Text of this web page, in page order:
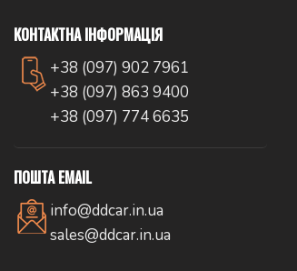
КОНТАКТНА ІНФОРМАЦІЯ
+38 (097) 902 7961
+38 (097) 863 9400
+38 (097) 774 6635
ПОШТА EMAIL
info@ddcar.in.ua
sales@ddcar.in.ua